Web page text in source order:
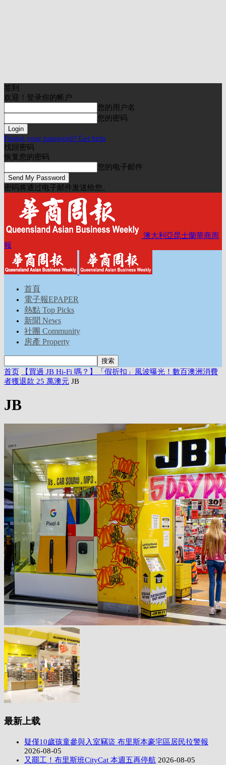
签到
欢迎！登录你的帐户
您的用户名
您的密码
Forgot your password? Get help
找回密码
恢复您的密码
您的电子邮件
密码将通过电子邮件发送给您。
澳大利亞昆士蘭華商周
報
首頁
電子報EPAPER
熱點 Top Picks
新聞 News
社團 Community
房產 Property
首页
【買過 JB Hi-Fi 嗎？】「假折扣」風波曝光！數百澳洲消費
者獲退款 25 萬澳元 JB
JB
最新上载
疑僅10歲孩童參與入室竊盜 布里斯本豪宅區居民拉警報
2026-08-05
又罷工！布里斯班CityCat 本週五再停航 2026-08-05